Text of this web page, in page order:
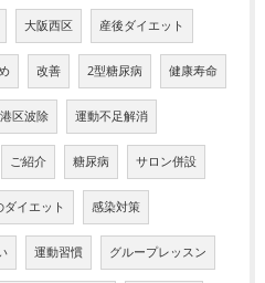
大阪西区 産後ダイエット
改善 2型糖尿病 健康寿命
港区波除 運動不足解消
ご紹介 糖尿病 サロン併設
ダイエット 感染対策
運動習慣 グループレッスン